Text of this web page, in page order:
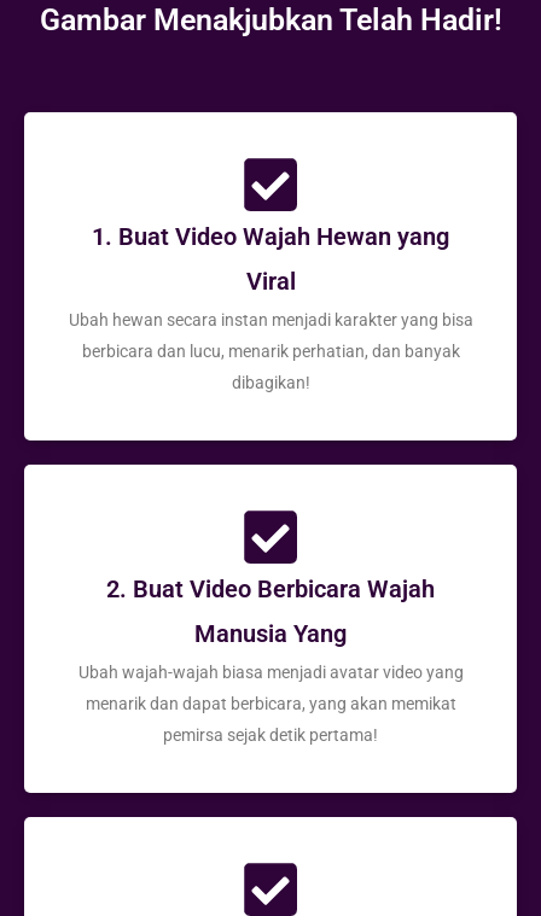
Gambar Menakjubkan Telah Hadir!
1. Buat Video Wajah Hewan yang
Viral
Ubah hewan secara instan menjadi karakter yang bisa
berbicara dan lucu, menarik perhatian, dan banyak
dibagikan!
2. Buat Video Berbicara Wajah
Manusia Yang
Ubah wajah-wajah biasa menjadi avatar video yang
menarik dan dapat berbicara, yang akan memikat
pemirsa sejak detik pertama!